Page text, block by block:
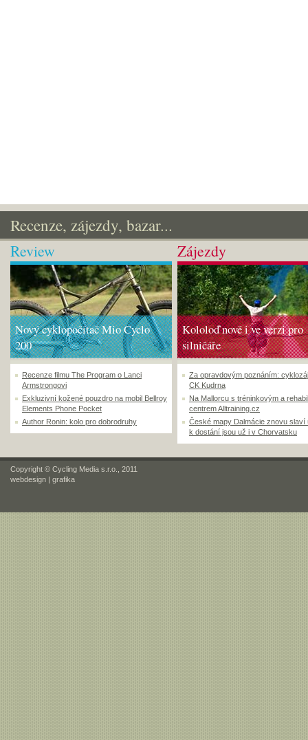
Recenze, zájezdy, bazar...
Review
Nový cyklopočítač Mio Cyclo
200
Recenze filmu The Program o Lanci
Armstrongovi
Exkluzivní kožené pouzdro na mobil Bellroy
Elements Phone Pocket
Author Ronin: kolo pro dobrodruhy
Zájezdy
Kololoď nově i ve verzi pro
silničáře
Za opravdovým poznáním:
CK Kudrna
Na Mallorcu s tréninkovým a
centrem Alltraining.cz
České mapy Dalmácie znovu slaví
k dostání jsou už i v Chorvatsku
Copyright © Cycling Media s.r.o., 2011
webdesign | grafika